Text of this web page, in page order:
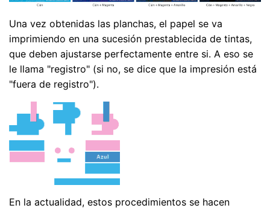
Una vez obtenidas las planchas, el papel se va
imprimiendo en una sucesión prestablecida de tintas,
que deben ajustarse perfectamente entre si. A eso se
le llama "registro" (si no, se dice que la impresión está
"fuera de registro").
En la actualidad, estos procedimientos se hacen